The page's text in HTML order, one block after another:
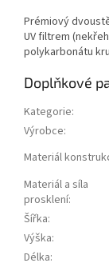
Prémiový
UV filtrem
polykarbonátu
Doplňkové
Kategorie:
Výrobce:
Materiál
Materiál a síla
prosklení:
Šířka:
Výška:
Délka: